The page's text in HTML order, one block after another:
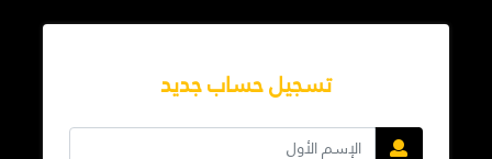
تسجيل حساب جديد